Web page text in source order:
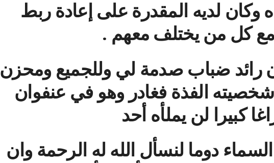
وكان لديه المقدرة على إعادة ربط
مع كل من يختلف معهم .
رائد ضباب صدمة لي وللجميع ومحزن
الفذة فغادر وهو في عنفوان
كبيرا لن يملأه أحد
السماء دوما لنسأل الله له الرحمة وان